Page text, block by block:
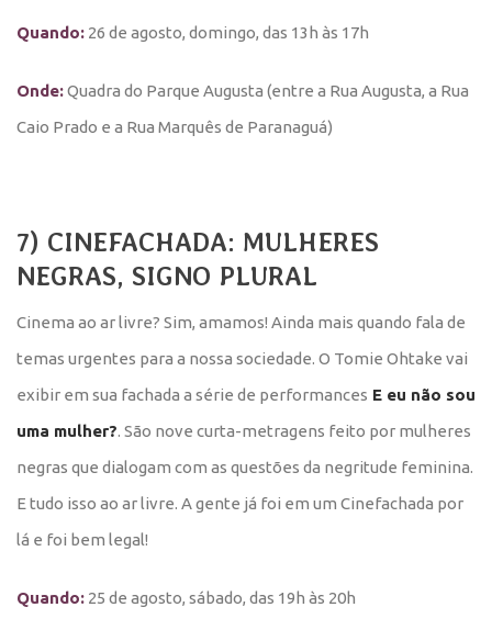
Quando: 26 de agosto, domingo, das 13h às 17h
Onde:Quadra do Parque Augusta (entre a Rua Augusta, a Rua
Caio Prado e a Rua Marquês de Paranaguá)
7) CINEFACHADA: MULHERES
NEGRAS, SIGNO PLURAL
Cinema ao ar livre? Sim, amamos! Ainda mais quando fala de
temas urgentes para a nossa sociedade. O Tomie Ohtake vai
exibir em sua fachada a série de performances E eu não sou
uma mulher?. São nove curta-metragens feito por mulheres
negras que dialogam com as questões da negritude feminina.
E tudo isso ao ar livre. A gente já foi em um Cinefachada por
lá e foi bem legal!
Quando: 25 de agosto, sábado, das 19h às 20h